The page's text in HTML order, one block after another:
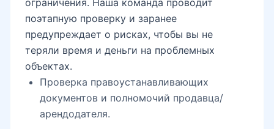
объектах.
Проверка правоустанавливающих
документов и полномочий продавца/
арендодателя.
Проверка ограничений, арестов, залогов
и судебных споров.
Сверка фактических параметров объекта